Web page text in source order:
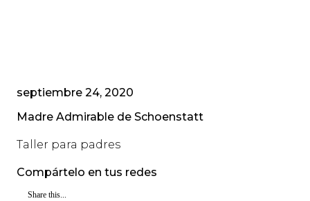
septiembre 24, 2020
Madre Admirable de Schoenstatt
Taller para padres
Compártelo en tus redes
Share this...